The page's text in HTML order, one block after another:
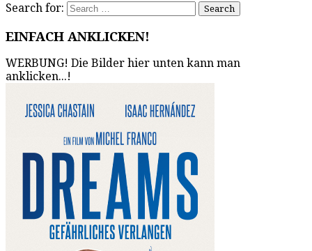
Search for:
EINFACH ANKLICKEN!
WERBUNG! Die Bilder hier unten kann man
anklicken...!